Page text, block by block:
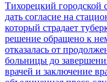
Тихорецкий городской
дать согласие на
который страдает
решение обращено к
отказалась от
больницы до
врачей и заключение